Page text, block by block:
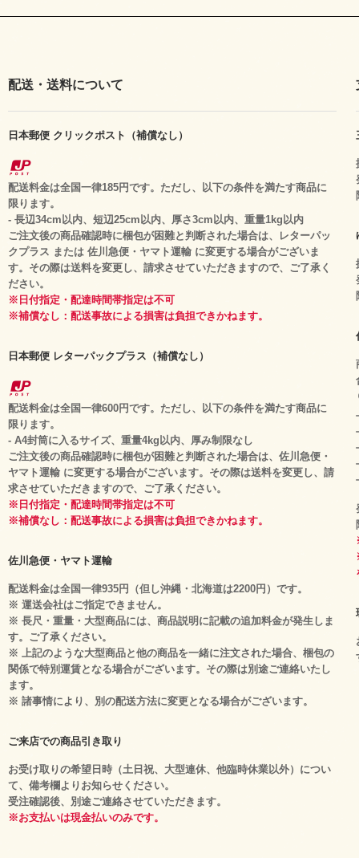
配送・送料について
日本郵便 クリックポスト（補償なし）
配送料金は全国一律185円です。ただし、以下の条件を満たす商品に
限ります。
- 長辺34cm以内、短辺25cm以内、厚さ3cm以内、重量1kg以内
ご注文後の商品確認時に梱包が困難と判断された場合は、レターパッ
クプラス または 佐川急便・ヤマト運輸 に変更する場合がございま
す。その際は送料を変更し、請求させていただきますので、ご了承く
ださい。
※日付指定・配達時間帯指定は不可
※補償なし：配送事故による損害は負担できかねます。
日本郵便 レターパックプラス（補償なし）
配送料金は全国一律600円です。ただし、以下の条件を満たす商品に
限ります。
- A4封筒に入るサイズ、重量4kg以内、厚み制限なし
ご注文後の商品確認時に梱包が困難と判断された場合は、佐川急便・
ヤマト運輸 に変更する場合がございます。その際は送料を変更し、請
求させていただきますので、ご了承ください。
※日付指定・配達時間帯指定は不可
※補償なし：配送事故による損害は負担できかねます。
佐川急便・ヤマト運輸
配送料金は全国一律935円（但し沖縄・北海道は2200円）です。
※ 運送会社はご指定できません。
※ 長尺・重量・大型商品には、商品説明に記載の追加料金が発生しま
す。ご了承ください。
※ 上記のような大型商品と他の商品を一緒に注文された場合、梱包の
関係で特別運賃となる場合がございます。その際は別途ご連絡いたし
ます。
※ 諸事情により、別の配送方法に変更となる場合がございます。
ご来店での商品引き取り
お受け取りの希望日時（土日祝、大型連休、他臨時休業以外）につい
て、備考欄よりお知らせください。
受注確認後、別途ご連絡させていただきます。
※お支払いは現金払いのみです。